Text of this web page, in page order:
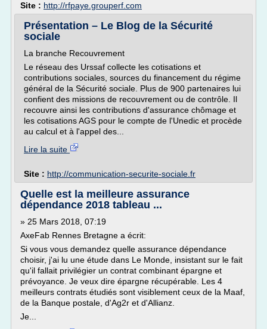
Site : http://rfpaye.grouperf.com
Présentation – Le Blog de la Sécurité
sociale
La branche Recouvrement
Le réseau des Urssaf collecte les cotisations et
contributions sociales, sources du financement du régime
général de la Sécurité sociale. Plus de 900 partenaires lui
confient des missions de recouvrement ou de contrôle. Il
recouvre ainsi les contributions d'assurance chômage et
les cotisations AGS pour le compte de l'Unedic et procède
au calcul et à l'appel des...
Lire la suite
Site : http://communication-securite-sociale.fr
Quelle est la meilleure assurance
dépendance 2018 tableau ...
» 25 Mars 2018, 07:19
AxeFab Rennes Bretagne a écrit:
Si vous vous demandez quelle assurance dépendance
choisir, j'ai lu une étude dans Le Monde, insistant sur le fait
qu'il fallait privilégier un contrat combinant épargne et
prévoyance. Je veux dire épargne récupérable. Les 4
meilleurs contrats étudiés sont visiblement ceux de la Maaf,
de la Banque postale, d'Ag2r et d'Allianz.
Je...